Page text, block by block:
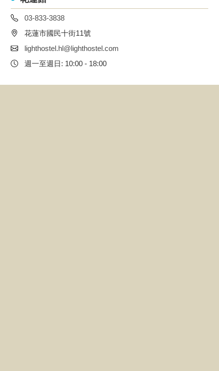
03-833-3838
花蓮市國民十街11號
lighthostel.hl@lighthostel.com
週一至週日: 10:00 - 18:00